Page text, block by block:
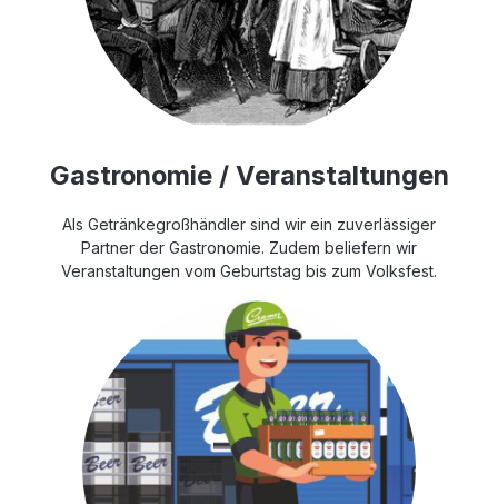
Gastronomie / Veranstaltungen
Als Getränkegroßhändler sind wir ein zuverlässiger
Partner der Gastronomie. Zudem beliefern wir
Veranstaltungen vom Geburtstag bis zum Volksfest.